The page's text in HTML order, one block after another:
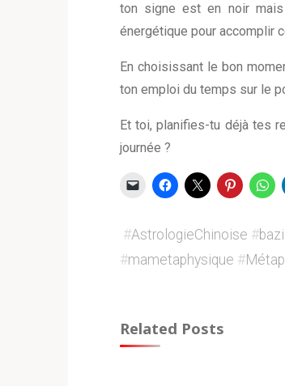
ton signe est en noir
énergétique pour accomplir
En choisissant le bon
ton emploi du temps sur le
Et toi, planifies-tu déjà tes
journée ?
#AstrologieChinoise #bazi
#mametaphysique #
Related Posts